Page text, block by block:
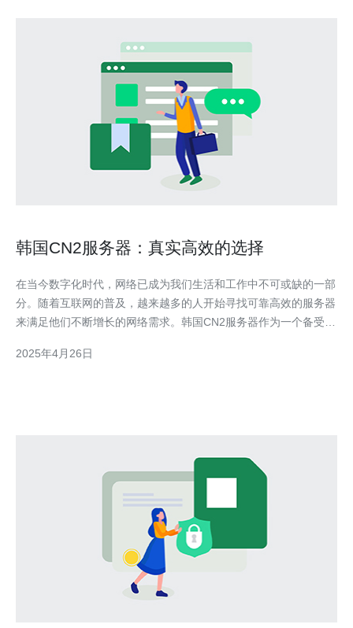
韩国CN2服务器：真实高效的选择
在当今数字化时代，网络已成为我们生活和工作中不可或缺的一部
分。随着互联网的普及，越来越多的人开始寻找可靠高效的服务器
来满足他们不断增长的网络需求。韩国CN2服务器作为一个备受关
点和优势，并探讨为什么它是一个值得考虑的选择。 韩国CN2服
2025年4月26日